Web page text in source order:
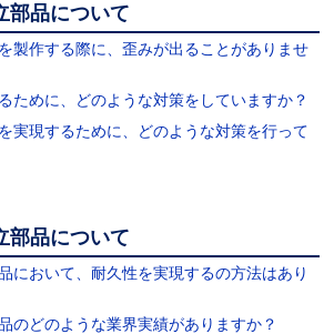
部品について
製作する際に、歪みが出ることがありませ
ために、どのような対策をしていますか？
実現するために、どのような対策を行って
部品について
において、耐久性を実現するの方法はあり
のどのような業界実績がありますか？